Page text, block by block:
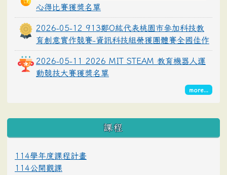
心得比賽獲獎名單
2026-05-12 913鄭O紘代表桃園市參加科技教
育創意實作競賽-資訊科技組榮獲團體賽全國佳作
2026-05-11 2026 MIT STEAM 教育機器人運
動競技大賽獲獎名單
more...
課程
114學年度課程計畫
114公開觀課